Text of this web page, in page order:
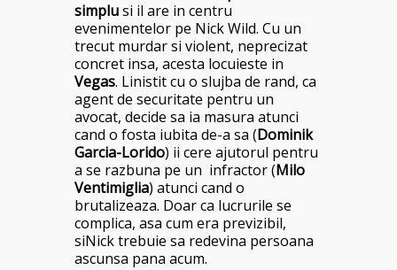
simplusi il are in centru
evenimentelor pe Nick Wild. Cu un
trecut murdar si violent, neprecizat
concret insa, acesta locuieste in
Vegas. Linistit cu o slujba de rand, ca
agent de securitate pentru un
avocat, decide sa ia masura atunci
cand o fosta iubita de-a sa (Dominik
Garcia-Lorido) ii cere ajutorul pentru
a se razbuna pe un infractor (Milo
Ventimiglia) atunci cand o
brutalizeaza. Doar ca lucrurile se
complica, asa cum era previzibil,
siNick trebuie sa redevina persoana
ascunsa pana acum.